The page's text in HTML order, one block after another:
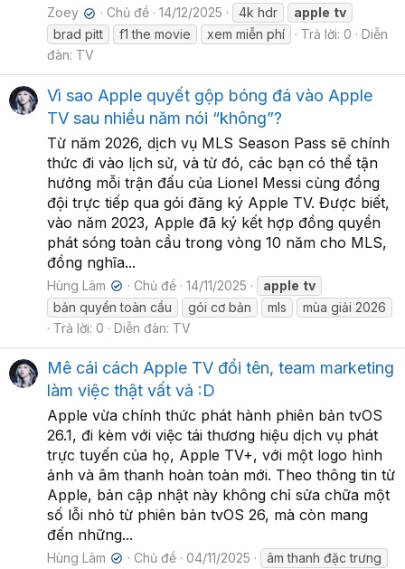
Zoey ✔ Chủ đề 14/12/2025 4k hdr apple tv
brad pitt
f1 the movie xem miễn phí Trả lời: 0
Diễn
đàn: TV
Vì sao Apple quyết gộp bóng đá vào Apple
TV sau nhiều năm nói “không”?
Từ năm 2026, dịch vụ MLS Season Pass sẽ chính
thức đi vào lịch sử, và từ đó, các bạn có thể tận
hưởng mỗi trận đấu của Lionel Messi cùng đồng
đội trực tiếp qua gói đăng ký Apple TV. Được biết,
vào năm 2023, Apple đã ký kết hợp đồng quyền
phát sóng toàn cầu trong vòng 10 năm cho MLS,
đồng nghĩa...
Hùng Lâm ✔ Chủ đề 14/11/2025 apple tv
bản quyền toàn cầu
gói cơ bản mls
mùa giải 2026
Trả lời: 0
Diễn đàn: TV
Mê cái cách Apple TV đổi tên, team marketing
làm việc thật vất vả :D
Apple vừa chính thức phát hành phiên bản tvOS
26.1, đi kèm với việc tái thương hiệu dịch vụ phát
trực tuyến của họ, Apple TV+, với một logo hình
ảnh và âm thanh hoàn toàn mới. Theo thông tin từ
Apple, bản cập nhật này không chỉ sửa chữa một
số lỗi nhỏ từ phiên bản tvOS 26, mà còn mang
đến những...
Hùng Lâm ✔ Chủ đề 04/11/2025
âm thanh đặc trưng